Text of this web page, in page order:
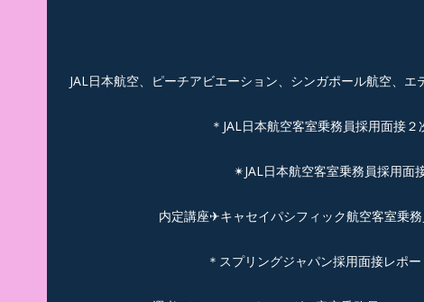
JAL日本航空、ピーチアビエーション、シンガポール航空、
＊JAL日本航空客室乗務員採用面接
✴︎JAL日本航空客室乗務員採用面
内定講座✈キャセイパシフィック航空客室乗
＊スプリングジャパン採用面接レポ